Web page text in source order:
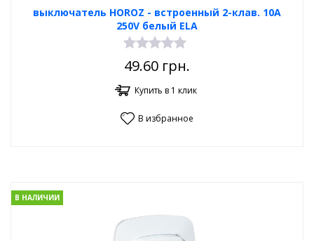
выключатель HOROZ - встроенный 2-клав. 10А
250V белый ELA
49.60 грн.
Купить в 1 клик
В избранное
В НАЛИЧИИ